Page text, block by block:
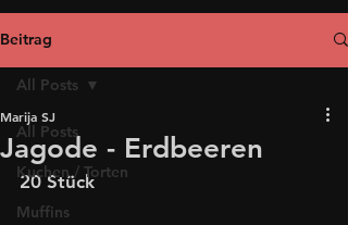
Beitrag
All Posts
Kuchen / Torten
Muffins
All Posts
Jagode - Erdbeeren
Marija SJ
20 Stück